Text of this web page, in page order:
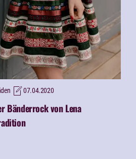
07.04.2020
Bänderrock von Lena